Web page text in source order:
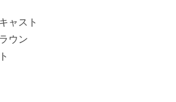
ャスト
ウン